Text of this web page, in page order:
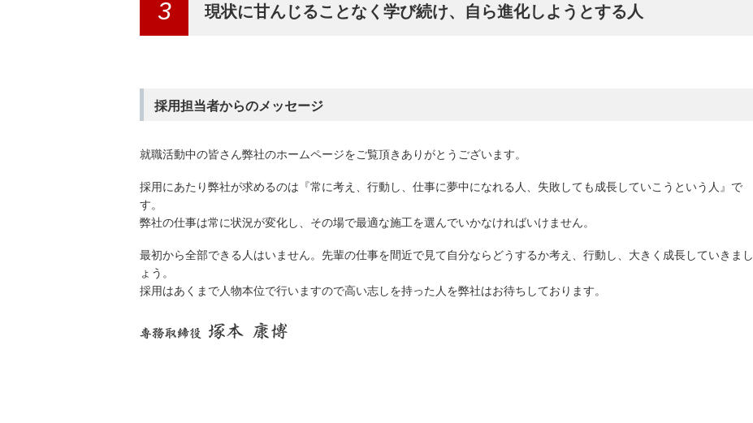
3 現状に甘んじることなく学び続け、自ら進化しようとする人
採用担当者からのメッセージ
就職活動中の皆さん弊社のホームページをご覧頂きありがとうございます。
採用にあたり弊社が求めるのは『常に考え、行動し、仕事に夢中になれる人、失敗しても成長していこうという人』で
す。
弊社の仕事は常に状況が変化し、その場で最適な施工を選んでいかなければいけません。
最初から全部できる人はいません。先輩の仕事を間近で見て自分ならどうするか考え、行動し、大きく成長していきまし
ょう。
採用はあくまで人物本位で行いますので高い志しを持った人を弊社はお待ちしております。